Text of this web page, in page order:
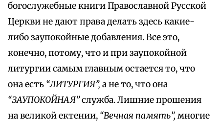
богослужебные книги Православной Русской
Церкви не дают права делать здесь какие-
либо заупокойные добавления. Все это,
конечно, потому, что и при заупокойной
литургии самым главным остается то, что
она есть “ЛИТУРГИЯ”, а не то, что она
“ЗАУПОКОЙНАЯ”служба. Лишние прошения
на великой ектении, “Вечная память”, многие